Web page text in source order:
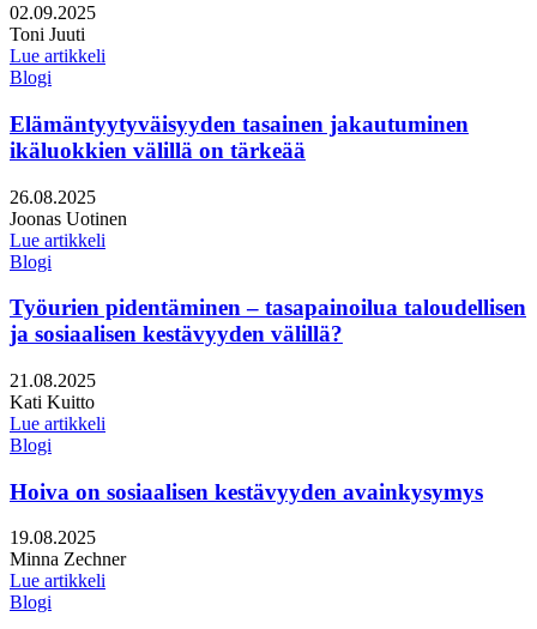
Julkaistu:
02.09.2025
Kirjoittajat:
Toni Juuti
Lue artikkeli
Blogi
Elämäntyytyväisyyden tasainen jakautuminen
ikäluokkien välillä on tärkeää
Julkaistu:
26.08.2025
Kirjoittajat:
Joonas Uotinen
Lue artikkeli
Blogi
Työurien pidentäminen – tasapainoilua taloudellisen
ja sosiaalisen kestävyyden välillä?
Julkaistu:
21.08.2025
Kirjoittajat:
Kati Kuitto
Lue artikkeli
Blogi
Hoiva on sosiaalisen kestävyyden avainkysymys
Julkaistu:
19.08.2025
Kirjoittajat:
Minna Zechner
Lue artikkeli
Blogi